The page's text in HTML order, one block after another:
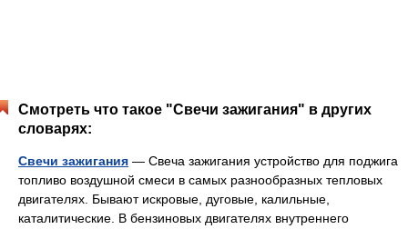
Смотреть что такое "Свечи зажигания" в других
словарях:
Свечи зажигания — Свеча зажигания устройство для поджига
топливо воздушной смеси в самых разнообразных тепловых
двигателях. Бывают искровые, дуговые, калильные,
каталитические. В бензиновых двигателях внутреннего